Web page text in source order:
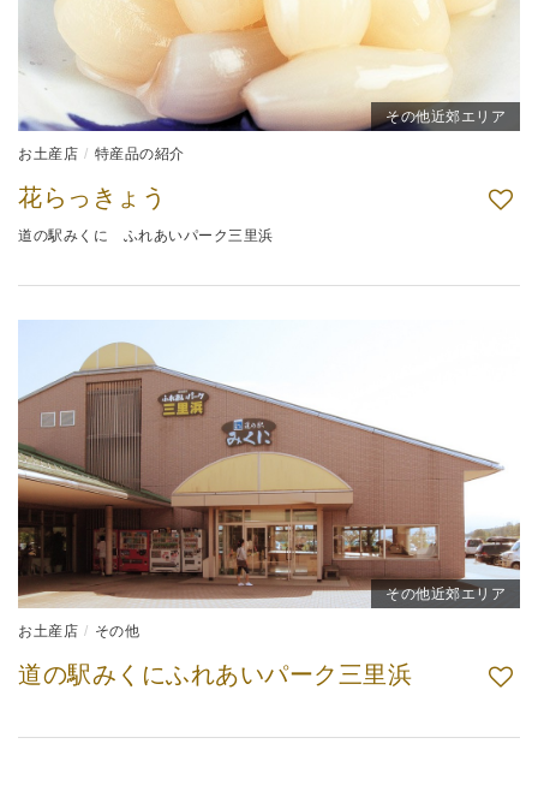
その他近郊エリア
お土産店 特産品の紹介
花らっきょう
道の駅みくに ふれあいパーク三里浜
その他近郊エリア
お土産店 その他
道の駅みくにふれあいパーク三里浜